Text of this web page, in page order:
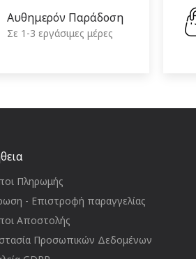
Αυθημερόν Παράδοση
Σε 1-3 εργάσιμες μέρες
Πληρωμής
- Επιστροφή παραγγελίας
Αποστολής
Προσωπικών Δεδομένων